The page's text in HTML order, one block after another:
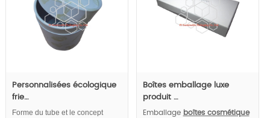
Personnalisées écologique
frie…
Forme du tube et le concept
Boîtes emballage luxe
produit …
Emballage boîtes cosmétique